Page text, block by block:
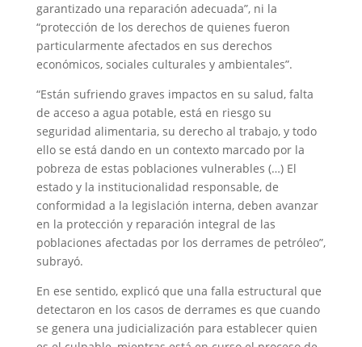
garantizado una reparación adecuada”, ni la
“protección de los derechos de quienes fueron
particularmente afectados en sus derechos
económicos, sociales culturales y ambientales”.
“Están sufriendo graves impactos en su salud, falta
de acceso a agua potable, está en riesgo su
seguridad alimentaria, su derecho al trabajo, y todo
ello se está dando en un contexto marcado por la
pobreza de estas poblaciones vulnerables (…) El
estado y la institucionalidad responsable, de
conformidad a la legislación interna, deben avanzar
en la protección y reparación integral de las
poblaciones afectadas por los derrames de petróleo”,
subrayó.
En ese sentido, explicó que una falla estructural que
detectaron en los casos de derrames es que cuando
se genera una judicialización para establecer quien